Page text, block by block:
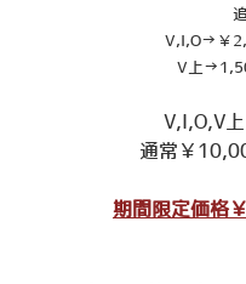
V,I,O→￥
V上
V,I,O,V
通常￥
期間限定価格